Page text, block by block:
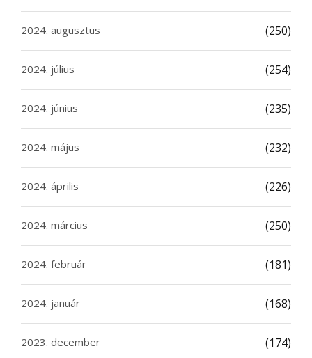
2024. augusztus (250)
2024. július (254)
2024. június (235)
2024. május (232)
2024. április (226)
2024. március (250)
2024. február (181)
2024. január (168)
2023. december (174)